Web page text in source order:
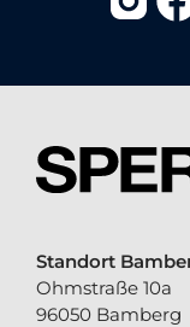
Standort
Ohmstraße 10a
96050 Bamberg